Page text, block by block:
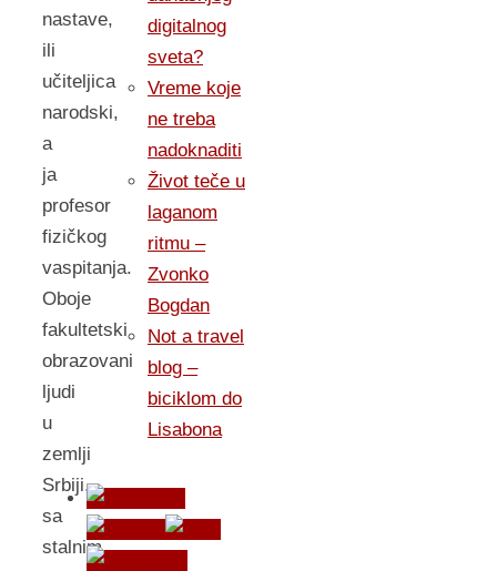
nastave,
ili
učiteljica
narodski,
a
ja
profesor
fizičkog
vaspitanja.
Oboje
fakultetski
obrazovani
ljudi
u
zemlji
Srbiji,
sa
stalnim
digitalnog
sveta?
Vreme koje
ne treba
nadoknaditi
Život teče u
laganom
ritmu –
Zvonko
Bogdan
Not a travel
blog –
biciklom do
Lisabona